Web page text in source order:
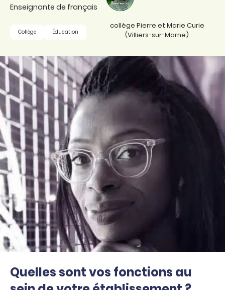
Enseignante de français
Collège Éducation
collège Pierre et Marie Curie
(Villiers-sur-Marne)
Quelles sont vos fonctions au